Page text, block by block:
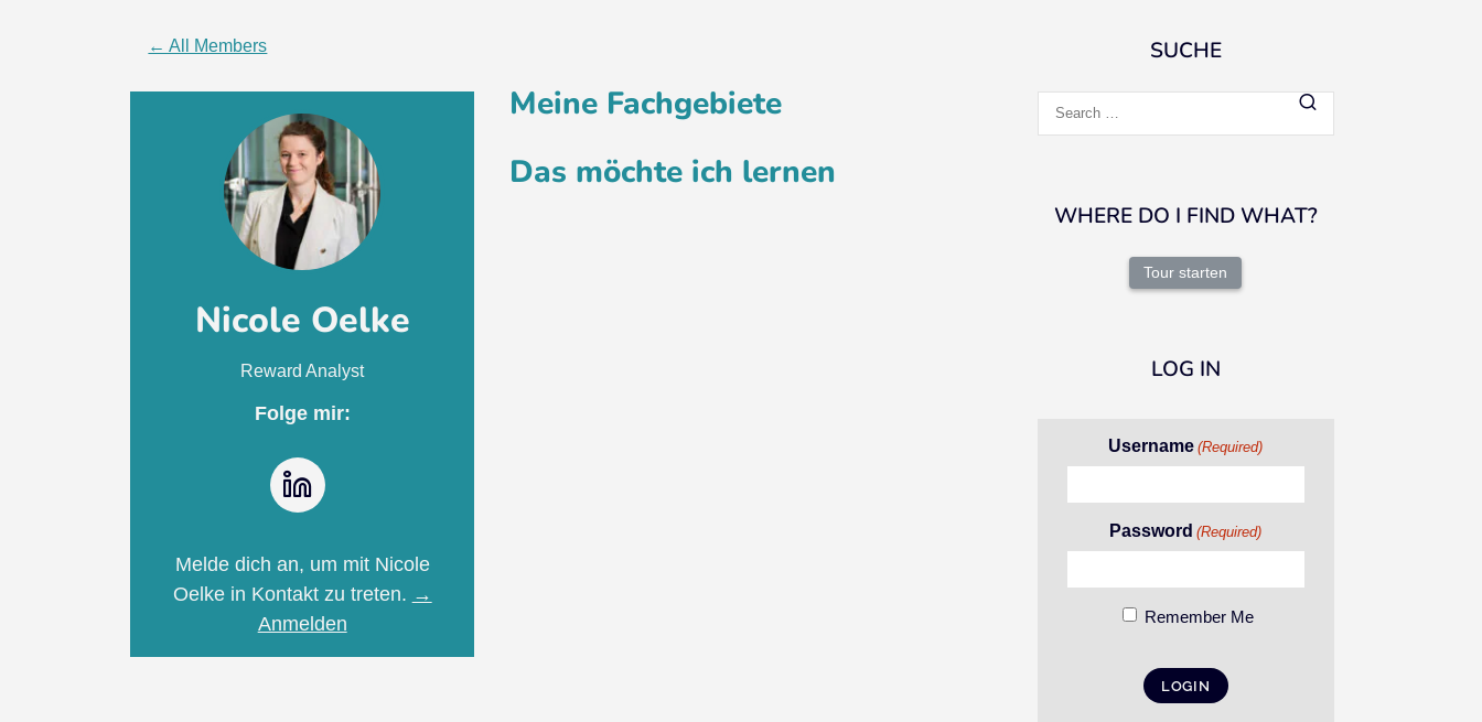
← All Members
Nicole Oelke
Reward Analyst
Folge mir:
Melde dich an, um mit Nicole
Oelke in Kontakt zu treten. →
Anmelden
Meine Fachgebiete
Das möchte ich lernen
SUCHE
for:
WHERE DO I FIND WHAT?
Tour starten
LOG IN
Username (Required)
Password (Required)
Remember Me